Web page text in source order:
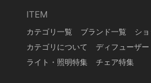
ITEM
カテゴリ一覧 ブランド一覧
シ
カテゴリについて
ディフューザ
ライト・照明特集
チェア特集